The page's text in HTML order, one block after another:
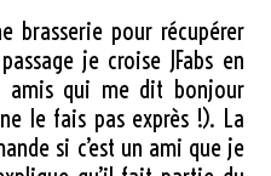
brasserie pour récupérer
je croise JFabs en
amis qui me dit bonjour
le fais pas exprès !). La
si c’est un ami que je